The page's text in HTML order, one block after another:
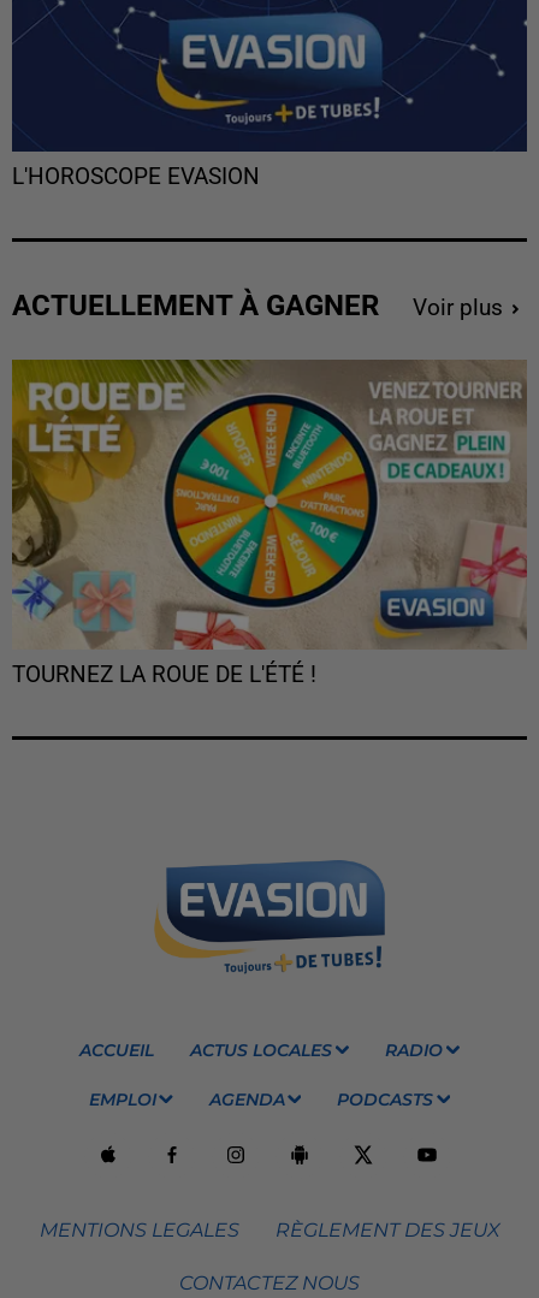
L'HOROSCOPE EVASION
ACTUELLEMENT À GAGNER Voir plus
TOURNEZ LA ROUE DE L'ÉTÉ !
ACCUEIL ACTUS LOCALES RADIO
EMPLOI AGENDA PODCASTS
MENTIONS LEGALES RÈGLEMENT DES JEUX
CONTACTEZ NOUS